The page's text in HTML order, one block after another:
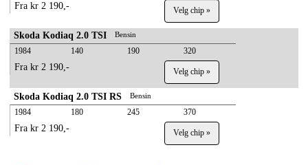
Fra kr 2 190,- Velg chip »
Skoda Kodiaq 2.0 TSI Bensin
1984 140 190 320
Fra kr 2 190,- Velg chip »
Skoda Kodiaq 2.0 TSI RS Bensin
1984 180 245 370
Fra kr 2 190,- Velg chip »